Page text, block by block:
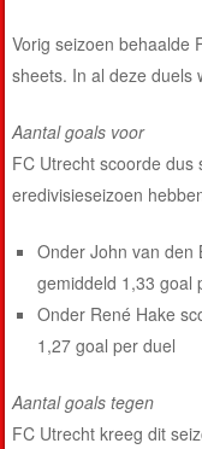
Vorig seizoen behaalde
sheets. In al deze duels
Aantal goals voor
FC Utrecht scoorde dus
eredivisieseizoen
Onder John van den
gemiddeld 1,33 goal
Onder René Hake
1,27 goal per duel
Aantal goals tegen
FC Utrecht kreeg dit